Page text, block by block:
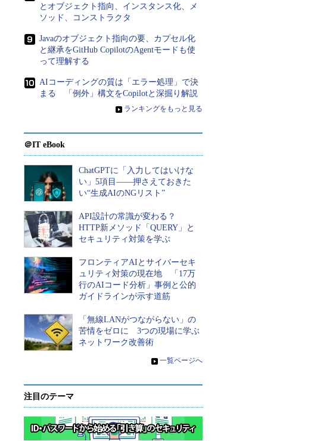
とオブジェクト指向、インスタンス化、メ
ソッド、コンストラクタ
Javaのオブジェクト指向の要、カプセル化
と継承をGitHub CopilotのAgentモードも使
って理解する
AIコーディングの質は「エラー処理」で決
まる 「例外」構文をCopilotと深掘り解説
» ランキングをもっと見る
＠IT eBook
ChatGPTに「入力してはいけな
い」5項目――押さえておきた
い“生成AIのNGリスト”
API設計の常識が変わる？
HTTP新メソッド「QUERY」と
セキュリティ対策を学ぶ
フロンティアAIとサイバーセキ
ュリティ対策の現在地 「17万
行のAIコード分析」事例と公的
ガイドラインが示す道筋
「無線LANがつながらない」の
苦情をゼロに 3つの現場に学ぶ
ネットワーク改善術
» 一覧ページへ
注目のテーマ